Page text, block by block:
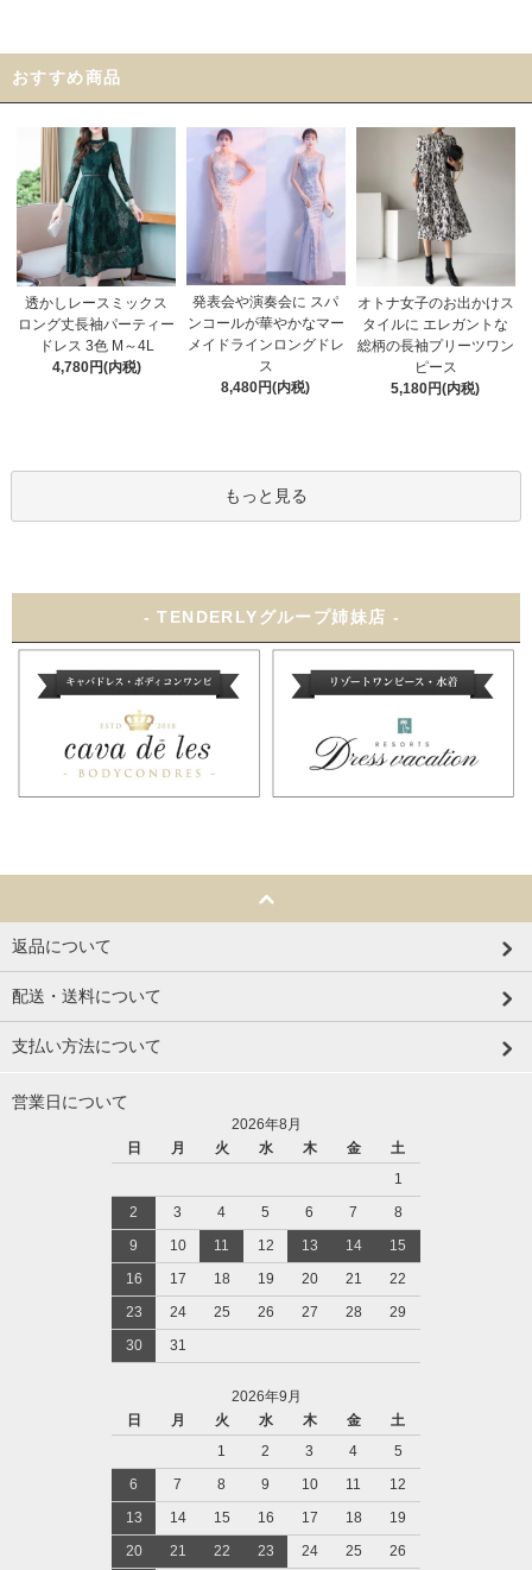
おすすめ商品
透かしレースミックス
ロング丈長袖パーティー
ドレス 3色 M～4L
4,780円(内税)
発表会や演奏会に スパ
ンコールが華やかなマー
メイドラインロングドレ
ス
8,480円(内税)
オトナ女子のお出かけス
タイルに エレガントな
総柄の長袖プリーツワン
ピース
5,180円(内税)
もっと見る
- TENDERLYグループ姉妹店 -
返品について
配送・送料について
支払い方法について
営業日について
2026年8月
日
月 火 水 木 金
土
1
2
3 4 5 6 7
8
9
10 11 12 13 14
15
16
17 18 19 20 21
22
23
24 25 26 27 28
29
30
31
2026年9月
日
月 火 水 木 金
土
1
2 3 4
5
6
7 8 9 10 11
12
13
14 15 16 17 18
19
20
21 22 23 24 25
26